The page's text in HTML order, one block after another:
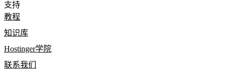
支持
教程
知识库
Hostinger学院
联系我们